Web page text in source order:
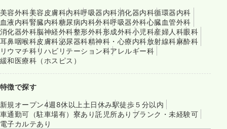
美容外科美容皮膚科内科呼吸器内科消化器内科循環器内科
血液内科腎臓内科糖尿病内科外科呼吸器外科心臓血管外科
消化器外科脳神経外科整形外科形成外科小児科産婦人科眼科
耳鼻咽喉科皮膚科泌尿器科精神科・心療内科放射線科麻酔科
リウマチ科リハビリテーション科アレルギー科
緩和医療科（ホスピス）
特徴で探す
新規オープン4週8休以上 土日休み駅徒歩５分以内
車通勤可（駐車場有） 寮あり託児所あり ブランク・未経験可
電子カルテあり